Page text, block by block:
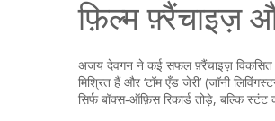
फ़िल्म फ़्रैंचाइज़
अजय देवगन ने कई सफल फ़्रैंचाइज़ विकसित
मिश्रित हैंऔर ‘टॉम एँड जेरी’ (जॉनी
सिर्फ बॉक्स‑ऑफ़िस रिकार्ड तोड़े, बल्कि